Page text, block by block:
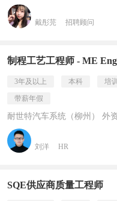
戴彤芫 招聘顾问
制程工艺工程师 - ME
3年及以上 本科 培训
带薪年假
耐世特汽车系统（柳州） 外
刘洋 HR
SQE供应商质量工程师